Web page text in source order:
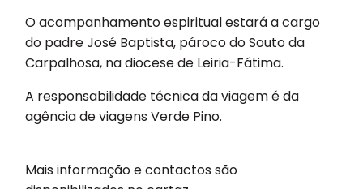
O acompanhamento espiritual estará a cargo
do padre José Baptista, pároco do Souto da
Carpalhosa, na diocese de Leiria-Fátima.
A responsabilidade técnica da viagem é da
agência de viagens Verde Pino.
Mais informação e contactos são